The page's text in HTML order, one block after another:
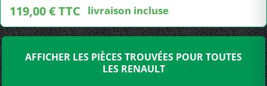
119,00 € TTC livraison incluse
AFFICHER LES PIÈCES TROUVÉES POUR TOUTES
LES RENAULT